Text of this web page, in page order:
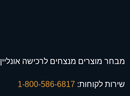
מבחר מוצרים מנצחים לרכישה אונליין
שירות לקוחות: